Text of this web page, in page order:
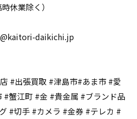
休業除く）
daikichi.jp
#出張買取 #津島市#あま市 #愛
#蟹江町 #金 #貴金属 #ブランド品
#切手 #カメラ #金券 #テレカ #